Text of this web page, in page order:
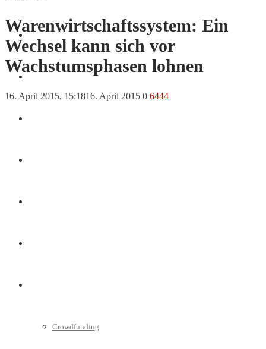
Crowdfunding
Warenwirtschaftssystem: Ein
Wechsel kann sich vor
Wachstumsphasen lohnen
16. April 2015, 15:1816. April 2015 0 6444